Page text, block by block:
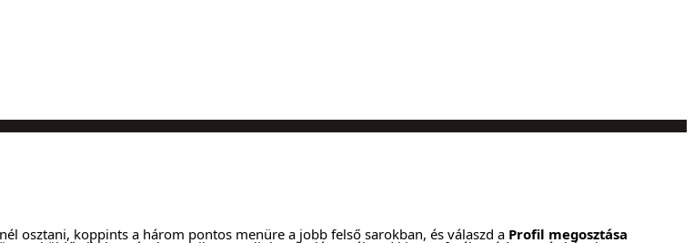
osztani, koppints a három pontos menüre a jobb felső sarokban, és válaszd a Profil megosztása